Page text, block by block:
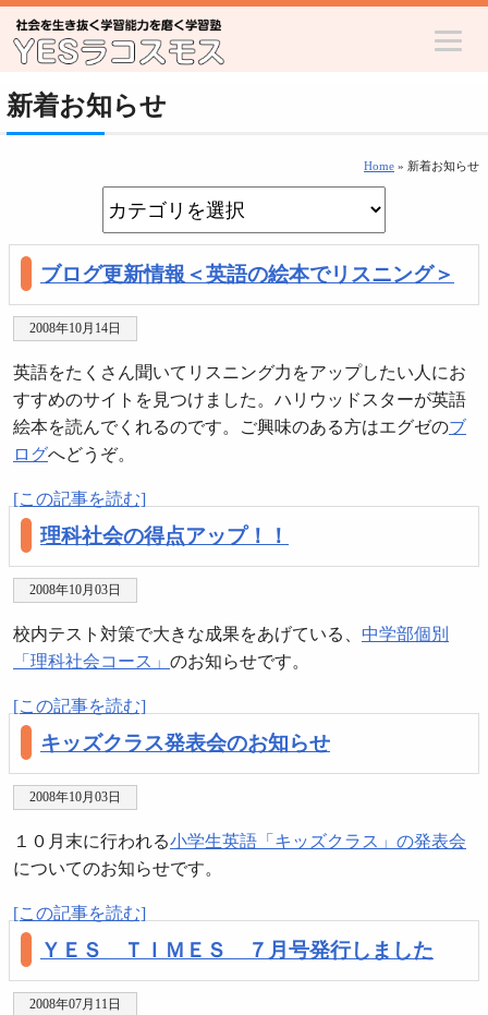
新着お知らせ
Home » 新着お知らせ
ブログ更新情報＜英語の絵本でリスニング＞
2008年10月14日
英語をたくさん聞いてリスニング力をアップしたい人にお
すすめのサイトを見つけました。ハリウッドスターが英語
絵本を読んでくれるのです。ご興味のある方はエグゼのブ
ログへどうぞ。
[この記事を読む]
理科社会の得点アップ！！
2008年10月03日
校内テスト対策で大きな成果をあげている、 中学部個別
「理科社会コース」 のお知らせです。
[この記事を読む]
キッズクラス発表会のお知らせ
2008年10月03日
１０月末に行われる小学生英語「キッズクラス」の発表会
についてのお知らせです。
[この記事を読む]
ＹＥＳ ＴＩＭＥＳ ７月号発行しました
2008年07月11日